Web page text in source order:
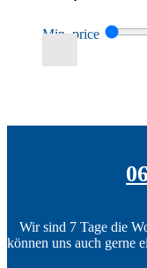
Min. price
Wir sind 7 Tage die
können uns auch gerne